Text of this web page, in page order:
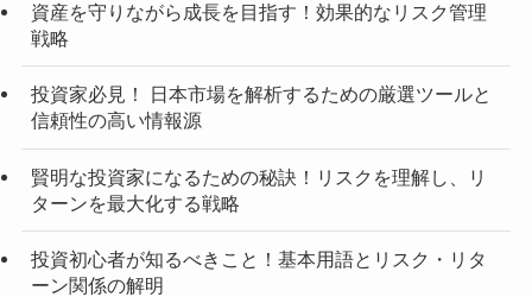
資産を守りながら成長を目指す！効果的なリスク管理
戦略
投資家必見！ 日本市場を解析するための厳選ツールと
信頼性の高い情報源
賢明な投資家になるための秘訣！リスクを理解し、リ
ターンを最大化する戦略
投資初心者が知るべきこと！基本用語とリスク・リタ
ーン関係の解明